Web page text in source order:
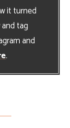
it turned
tag
and
.